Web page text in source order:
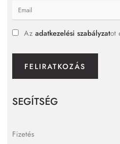
SEGÍTSÉG
Fizetés
Az adatkezelési szabályzatot
FELIRATKOZÁS